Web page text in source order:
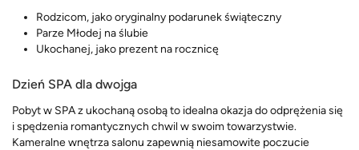
Rodzicom, jako oryginalny podarunek świąteczny
Parze Młodej na ślubie
Ukochanej, jako prezent na rocznicę
Dzień SPA dla dwojga
Pobyt w SPA z ukochaną osobą to idealna okazja do odprężenia się
i spędzenia romantycznych chwil w swoim towarzystwie.
Kameralne wnętrza salonu zapewnią niesamowite poczucie